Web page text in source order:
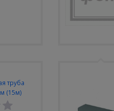
труба
(15м)